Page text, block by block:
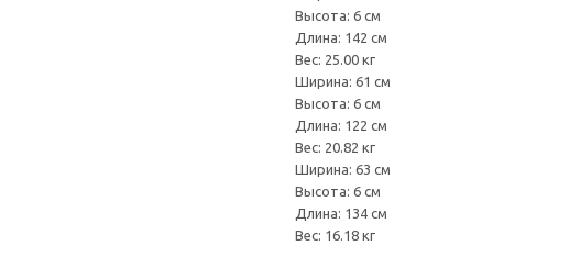
Высота: 6 см
Длина: 142 см
Вес: 25.00 кг
Ширина: 61 см
Высота: 6 см
Длина: 122 см
Вес: 20.82 кг
Ширина: 63 см
Высота: 6 см
Длина: 134 см
Вес: 16.18 кг